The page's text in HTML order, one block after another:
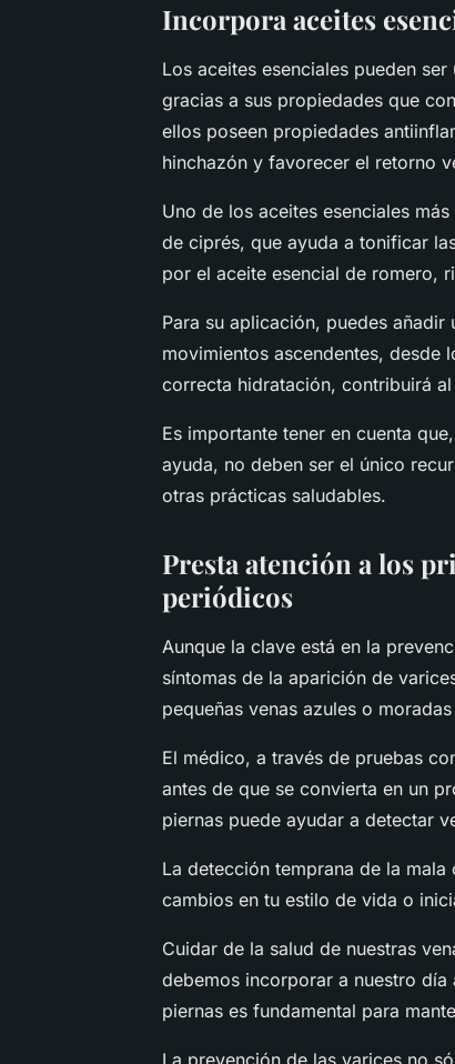
Incorpora aceites
Los aceites esenciales pueden
gracias a sus propiedades que
ellos poseen propiedades
hinchazón y favorecer el retorno
Uno de los aceites esenciales
de ciprés, que ayuda a tonificar
por el aceite esencial de romero,
Para su aplicación, puedes
movimientos ascendentes, desde
correcta hidratación, contribuirá
Es importante tener en cuenta
ayuda, no deben ser el único
otras prácticas saludables.
Presta atención a los
periódicos
Aunque la clave está en la
síntomas de la aparición de
pequeñas venas azules o
El médico, a través de pruebas
antes de que se convierta en un
piernas puede ayudar a detectar
La detección temprana de la
cambios en tu estilo de vida o
Cuidar de la salud de nuestras
debemos incorporar a nuestro
piernas es fundamental para